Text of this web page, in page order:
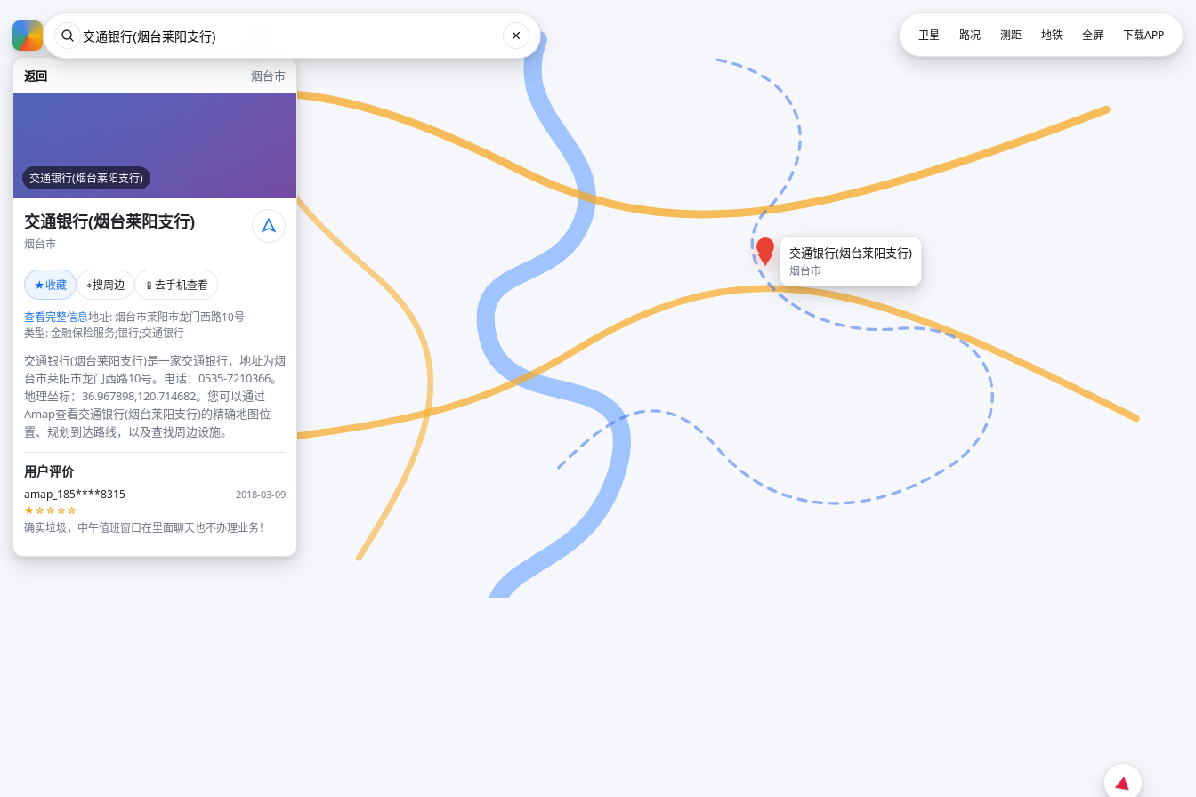
返回 烟台市
交通银行(烟台莱阳支行)
交通银行(烟台莱阳支行)
烟台市
★收藏 ⌖搜周边 📱 去手机查看
查看完整信息地址: 烟台市莱阳市龙门西路10号
类型: 金融保险服务;银行;交通银行
交通银行(烟台莱阳支行)是一家交通银行，地址为烟
台市莱阳市龙门西路10号。电话：0535-7210366。
地理坐标：36.967898,120.714682。您可以通过
Amap查看交通银行(烟台莱阳支行)的精确地图位
置、规划到达路线，以及查找周边设施。
用户评价
amap_185****8315
2018-03-09
★☆☆☆☆
确实垃圾，中午值班窗口在里面聊天也不办理业务！
交通银行(烟台莱阳支行)
烟台市
卫星 路况 测距 地铁 全屏 下载APP